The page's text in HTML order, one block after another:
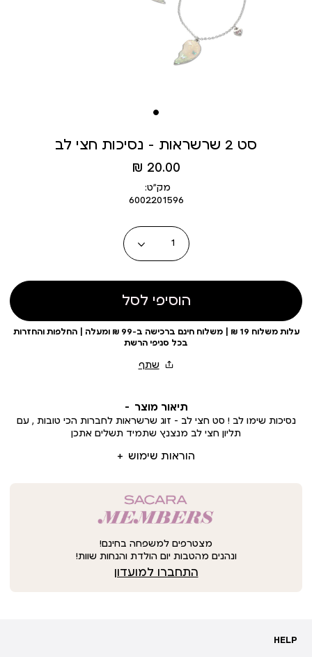
סט 2 שרשראות - נסיכות חצי לב
מחיר
מוצר
20.00 ₪
מק״ט:
6002201596
כמות
הוסיפי לסל
עלות משלוח 19 ₪ | משלוח חינם ברכישה ב-99 ₪ ומעלה | החלפות והחזרות
בכל סניפי הרשת
תיאור מוצר
הוראות שימוש
נסיכות שימו לב ! סט חצי לב - זוג שרשראות לחברות הכי טובות , עם
תליון חצי לב מנצנץ שתמיד תשלים אתכן
מצטרפים למשפחה בחינם!
ונהנים מהטבות יום הולדת והנחות שוות!
התחברו למועדון
HELP
HELP